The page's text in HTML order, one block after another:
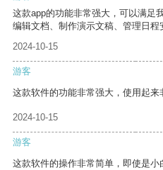
这款app的功能非常强大，可以满足
编辑文档、制作演示文稿、管理日程
2024-10-15
游客
这款软件的功能非常强大，使用起来
2024-10-15
游客
这款软件的操作非常简单，即使是小